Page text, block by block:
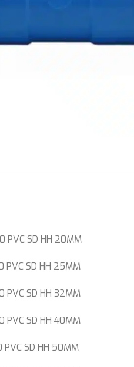
SD HH 20MM
SD HH 25MM
SD HH 32MM
SD HH 40MM
SD HH 50MM